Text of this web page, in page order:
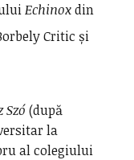
Echinoxdin
Szó(după
la
al colegiului